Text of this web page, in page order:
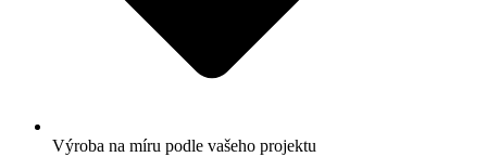
Výroba na míru podle vašeho projektu